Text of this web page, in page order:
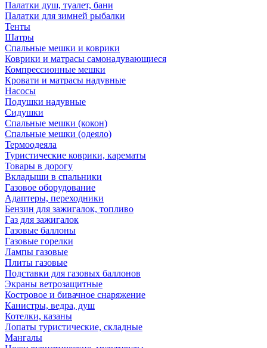
Палатки душ, туалет, бани
Палатки для зимней рыбалки
Тенты
Шатры
Спальные мешки и коврики
Коврики и матрасы самонадувающиеся
Компрессионные мешки
Кровати и матрасы надувные
Насосы
Подушки надувные
Сидушки
Спальные мешки (кокон)
Спальные мешки (одеяло)
Термоодеяла
Туристические коврики, карематы
Товары в дорогу
Вкладыши в спальники
Газовое оборудование
Адаптеры, переходники
Бензин для зажигалок, топливо
Газ для зажигалок
Газовые баллоны
Газовые горелки
Лампы газовые
Плиты газовые
Подставки для газовых баллонов
Экраны ветрозащитные
Костровое и бивачное снаряжение
Канистры, ведра, душ
Котелки, казаны
Лопаты туристические, складные
Мангалы